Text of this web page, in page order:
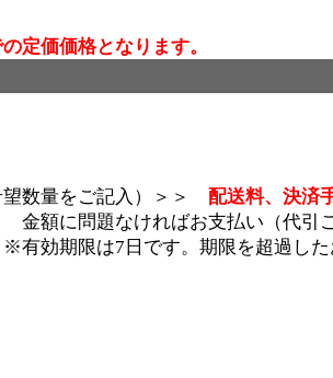
定価価格となります。
望数量をご記入）＞＞ 配送料、決済
額に問題なければお支払い（代引
有効期限は7日です。期限を超過し